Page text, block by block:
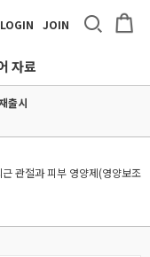
LOGIN JOIN
자료
출시
관절과 피부 영양제(영양보조